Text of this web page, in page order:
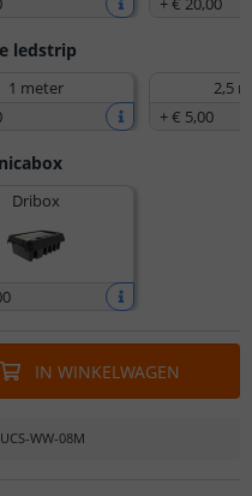
ledstrip
1 meter
2,5
+€ 5,00
Dribox
IN WINKELWAGEN
WW-08M